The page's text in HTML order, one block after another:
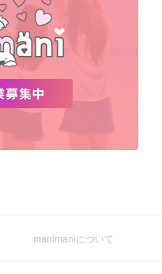
manimaniについて